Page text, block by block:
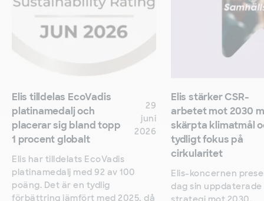
Elis tilldelas EcoVadis
platinamedalj och
placerar sig bland topp
1 procent globalt
29
juni
2026
Elis har tilldelats EcoVadis
platinamedalj med 92 av 100
poäng. Det är en tydlig
förbättring jämfört med 2025, då
Elis stärker CSR-
arbetet mot 2030
skärpta klimatmål
tydligt fokus på
cirkularitet
Elis-koncernen
dag sin uppdaterade